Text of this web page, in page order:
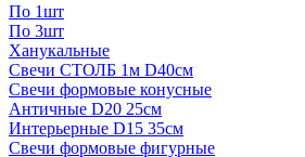
По 1шт
По 3шт
Ханукальные
Свечи СТОЛБ 1м D40см
Свечи формовые конусные
Античные D20 25см
Интерьерные D15 35см
Свечи формовые фигурные